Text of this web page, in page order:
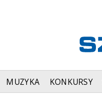
MUZYKA KONKURSY